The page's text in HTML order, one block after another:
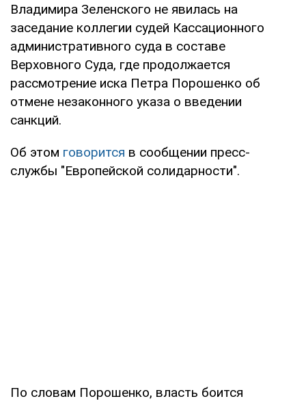
Владимира Зеленского не явилась на
заседание коллегии судей Кассационного
административного суда в составе
Верховного Суда, где продолжается
рассмотрение иска Петра Порошенко об
отмене незаконного указа о введении
санкций.
Об этом говорится в сообщении пресс-
службы "Европейской солидарности".
По словам Порошенко, власть боится